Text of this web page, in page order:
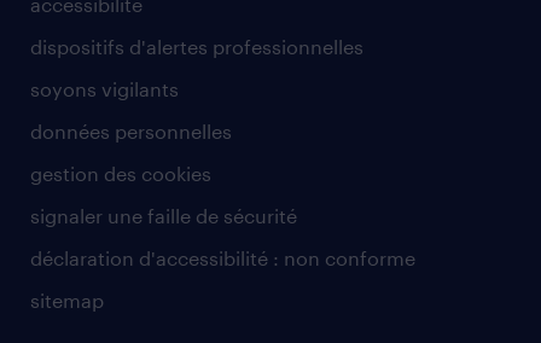
dispositifs d'alertes professionnelles
soyons vigilants
données personnelles
gestion des cookies
signaler une faille de sécurité
déclaration d'accessibilité : non conforme
sitemap